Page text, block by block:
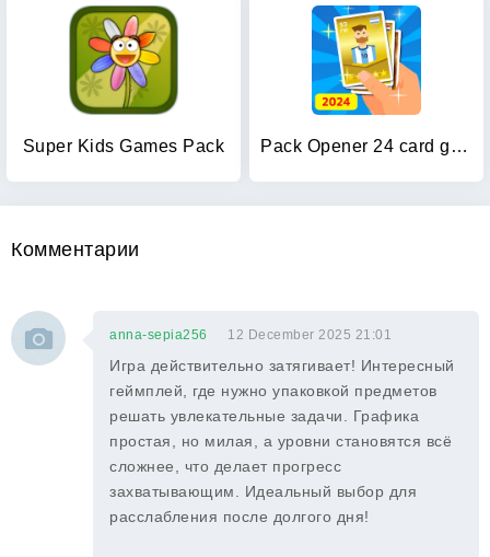
Super Kids Games Pack Pack Opener 24 card game TCG
Комментарии
anna-sepia256 12 December 2025 21:01
Игра действительно затягивает! Интересный
геймплей, где нужно упаковкой предметов
решать увлекательные задачи. Графика
простая, но милая, а уровни становятся всё
сложнее, что делает прогресс
захватывающим. Идеальный выбор для
расслабления после долгого дня!